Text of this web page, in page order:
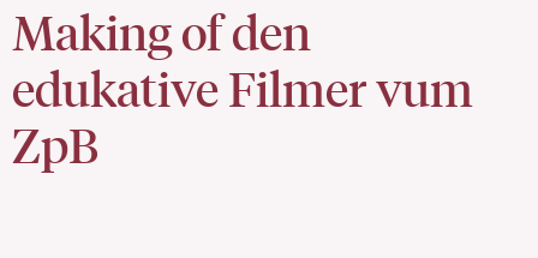
Making of den
edukative Filmer vum
ZpB